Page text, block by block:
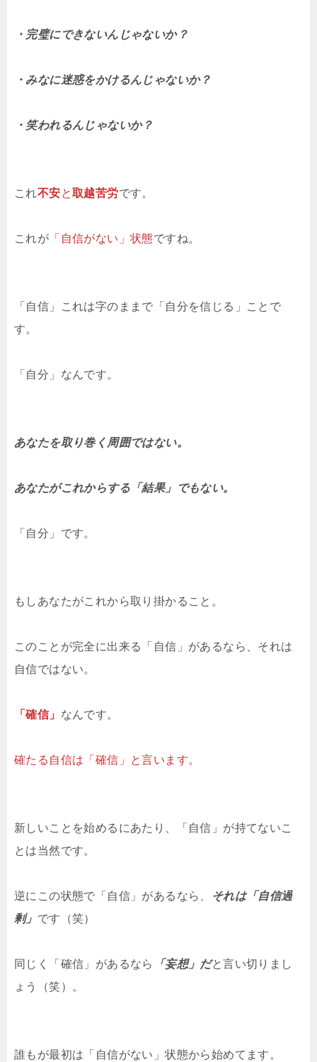
・完璧にできないんじゃないか？
・みなに迷惑をかけるんじゃないか？
・笑われるんじゃないか？
これ不安と取越苦労です。
これが 「自信がない」状態ですね。
「自信」これは字のままで「自分を信じる」ことで
す。
「自分」なんです。
あなたを取り巻く周囲ではない。
あなたがこれからする「結果」でもない。
「自分」です。
もしあなたがこれから取り掛かること。
このことが完全に出来る「自信」があるなら、それは
自信ではない。
「確信」 なんです。
確たる自信は「確信」と言います。
新しいことを始めるにあたり、「自信」が持てないこ
とは当然です。
逆にこの状態で「自信」があるなら、
それは「自信過
剰」 です（笑）
同じく「確信」があるなら 「妄想」だと言い切りまし
ょう（笑）。
誰もが最初は「自信がない」状態から始めてます。